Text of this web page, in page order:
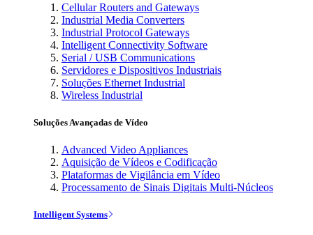
Cellular Routers and Gateways
Industrial Media Converters
Industrial Protocol Gateways
Intelligent Connectivity Software
Serial / USB Communications
Servidores e Dispositivos Industriais
Soluções Ethernet Industrial
Wireless Industrial
Soluções Avançadas de Vídeo
Advanced Video Appliances
Aquisição de Vídeos e Codificação
Plataformas de Vigilância em Vídeo
Processamento de Sinais Digitais Multi-Núcleos
Intelligent Systems